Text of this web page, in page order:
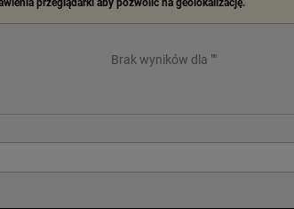
przeglądarki aby pozwolić na geolokalizację.
Brak wyników dla ""